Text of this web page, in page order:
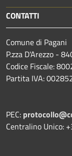
CONTATTI
Comune di Pagani
P.zza D'Arezzo -
Codice Fiscale:
Partita IVA:
PEC:
Centralino Unico: